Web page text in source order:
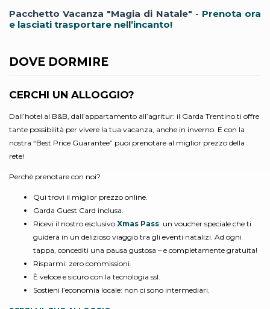
Pacchetto Vacanza "Magia di Natale" - Prenota ora
e lasciati trasportare nell’incanto!
DOVE DORMIRE
CERCHI UN ALLOGGIO?
Dall’hotel al B&B, dall’appartamento all’agritur: il Garda Trentino ti offre
tante possibilità per vivere la tua vacanza, anche in inverno. E con la
nostra “Best Price Guarantee” puoi prenotare al miglior prezzo della
rete!
Perchè prenotare con noi?
Qui trovi il miglior prezzo online.
Garda Guest Card inclusa.
Ricevi il nostro esclusivo Xmas Pass: un voucher speciale che ti
guiderà in un delizioso viaggio tra gli eventi natalizi. Ad ogni
tappa, concediti una pausa gustosa – e completamente gratuita!
Risparmi: zero commissioni.
È veloce e sicuro con la tecnologia ssl.
Sostieni l’economia locale: non ci sono intermediari.